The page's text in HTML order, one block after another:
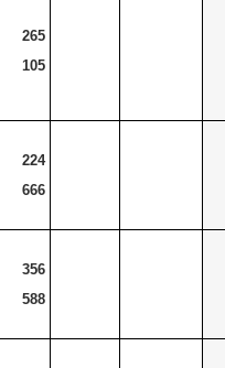
265
105
224
666
356
588